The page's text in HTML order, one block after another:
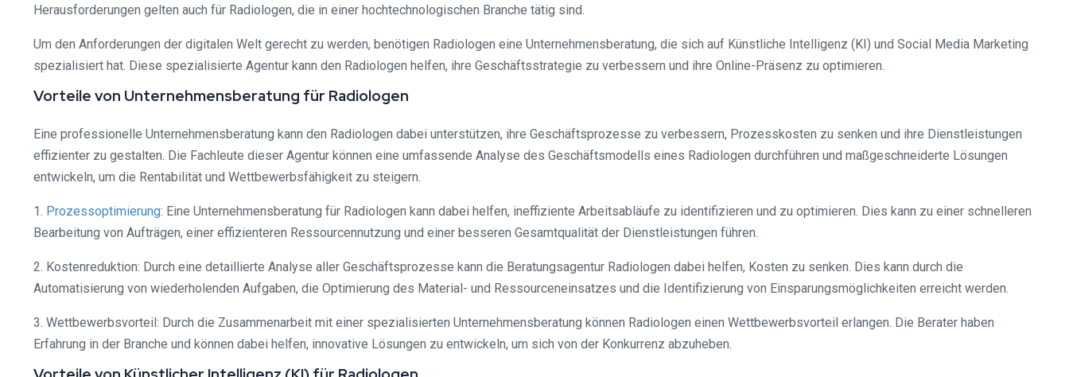
Herausforderungen gelten auch für Radiologen, die in einer hochtechnologischen Branche tätig sind.
Um den Anforderungen der digitalen Welt gerecht zu werden, benötigen Radiologen eine Unternehmensberatung, die sich auf Künstliche Intelligenz (KI) und Social Media Marketing
spezialisiert hat. Diese spezialisierte Agentur kann den Radiologen helfen, ihre Geschäftsstrategie zu verbessern und ihre Online-Präsenz zu optimieren.
Vorteile von Unternehmensberatung für Radiologen
Eine professionelle Unternehmensberatung kann den Radiologen dabei unterstützen, ihre Geschäftsprozesse zu verbessern, Prozesskosten zu senken und ihre Dienstleistungen
effizienter zu gestalten. Die Fachleute dieser Agentur können eine umfassende Analyse des Geschäftsmodells eines Radiologen durchführen und maßgeschneiderte Lösungen
entwickeln, um die Rentabilität und Wettbewerbsfähigkeit zu steigern.
1. Prozessoptimierung: Eine Unternehmensberatung für Radiologen kann dabei helfen, ineffiziente Arbeitsabläufe zu identifizieren und zu optimieren. Dies kann zu einer schnelleren
Bearbeitung von Aufträgen, einer effizienteren Ressourcennutzung und einer besseren Gesamtqualität der Dienstleistungen führen.
2. Kostenreduktion: Durch eine detaillierte Analyse aller Geschäftsprozesse kann die Beratungsagentur Radiologen dabei helfen, Kosten zu senken. Dies kann durch die
Automatisierung von wiederholenden Aufgaben, die Optimierung des Material- und Ressourceneinsatzes und die Identifizierung von Einsparungsmöglichkeiten erreicht werden.
3. Wettbewerbsvorteil: Durch die Zusammenarbeit mit einer spezialisierten Unternehmensberatung können Radiologen einen Wettbewerbsvorteil erlangen. Die Berater haben
Erfahrung in der Branche und können dabei helfen, innovative Lösungen zu entwickeln, um sich von der Konkurrenz abzuheben.